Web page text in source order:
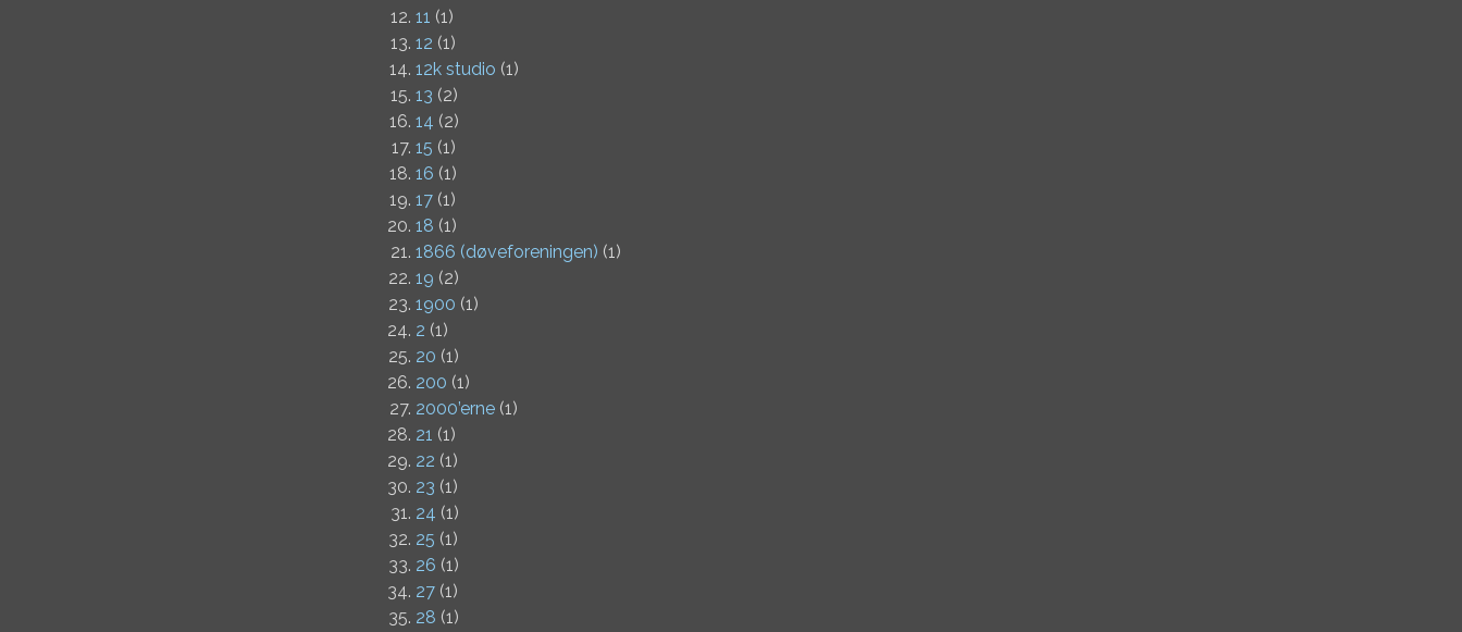
11 (1)
12 (1)
12k studio (1)
13 (2)
14 (2)
15 (1)
16 (1)
17 (1)
18 (1)
1866 (døveforeningen) (1)
19 (2)
1900 (1)
2 (1)
20 (1)
200 (1)
2000’erne (1)
21 (1)
22 (1)
23 (1)
24 (1)
25 (1)
26 (1)
27 (1)
28 (1)